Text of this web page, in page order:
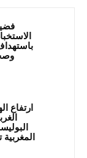
ارتفاع